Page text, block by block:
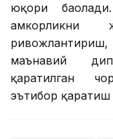
юқори
ҳамкорликни
маънавий
қаратилган
эътибор